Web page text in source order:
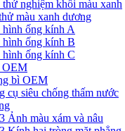
nghiệm khối màu xanh
màu xanh dương
hình ống kính A
hình ống kính B
hình ống kính C
OEM
bì OEM
cụ siêu chống thấm nước
Ảnh màu xám và nâu